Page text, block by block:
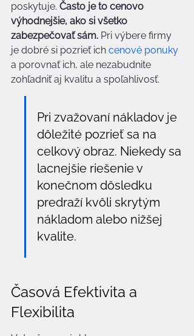
poskytuje. Často je to cenovo
výhodnejšie, ako si všetko
zabezpečovať sám. Pri výbere firmy
je dobré si pozrieť ich cenové ponuky
a porovnať ich, ale nezabudnite
zohľadniť aj kvalitu a spoľahlivosť.
Pri zvažovaní nákladov je
dôležité pozrieť sa na
celkový obraz. Niekedy sa
lacnejšie riešenie v
konečnom dôsledku
predraží kvôli skrytým
nákladom alebo nižšej
kvalite.
Časová Efektivita a
Flexibilita